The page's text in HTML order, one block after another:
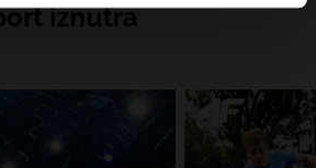
iznutra